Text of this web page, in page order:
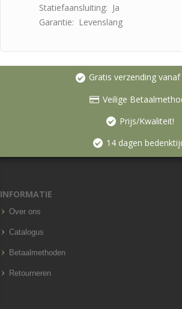
Statiefaansluiting: Ja
Garantie: Levenslang
Gratis verzending
Veilige
Prijs/Kwaliteit!
14 dagen
INFORMATIE
Over ons
Catalogus
Betaalmethoden
Retourneren